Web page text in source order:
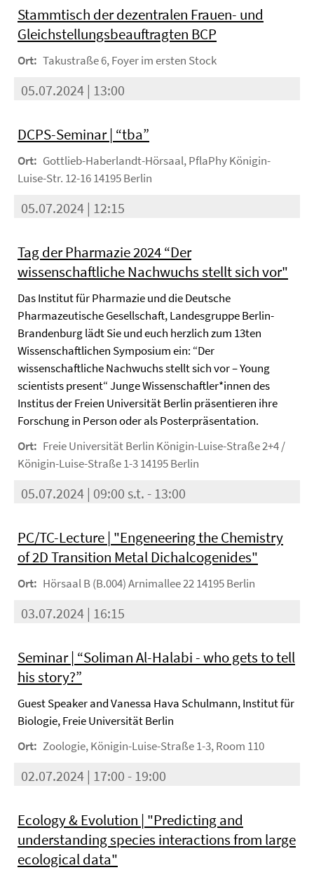
Stammtisch der dezentralen Frauen- und
Gleichstellungsbeauftragten BCP
Ort: Takustraße 6, Foyer im ersten Stock
05.07.2024 | 13:00
DCPS-Seminar | “tba”
Ort: Gottlieb-Haberlandt-Hörsaal, PflaPhy Königin-
Luise-Str. 12-16 14195 Berlin
05.07.2024 | 12:15
Tag der Pharmazie 2024 “Der
wissenschaftliche Nachwuchs stellt sich vor"
Das Institut für Pharmazie und die Deutsche
Pharmazeutische Gesellschaft, Landesgruppe Berlin-
Brandenburg lädt Sie und euch herzlich zum 13ten
Wissenschaftlichen Symposium ein: “Der
wissenschaftliche Nachwuchs stellt sich vor – Young
scientists present“ Junge Wissenschaftler*innen des
Institus der Freien Universität Berlin präsentieren ihre
Forschung in Person oder als Posterpräsentation.
Ort: Freie Universität Berlin Königin-Luise-Straße 2+4 /
Königin-Luise-Straße 1-3 14195 Berlin
05.07.2024 | 09:00 s.t. - 13:00
PC/TC-Lecture | "Engeneering the Chemistry
of 2D Transition Metal Dichalcogenides"
Ort: Hörsaal B (B.004) Arnimallee 22 14195 Berlin
03.07.2024 | 16:15
Seminar | “Soliman Al-Halabi - who gets to tell
his story?”
Guest Speaker and Vanessa Hava Schulmann, Institut für
Biologie, Freie Universität Berlin
Ort: Zoologie, Königin-Luise-Straße 1-3, Room 110
02.07.2024 | 17:00 - 19:00
Ecology & Evolution | "Predicting and
understanding species interactions from large
ecological data"